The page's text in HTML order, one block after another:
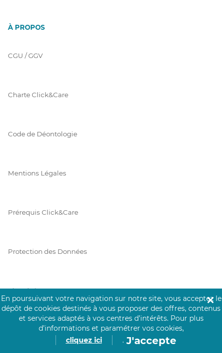
À PROPOS
CGU / GGV
Charte Click&Care
Code de Déontologie
Mentions Légales
Prérequis Click&Care
Protection des Données
Vie Privée
PAIEMENT SÉCURISÉ
En poursuivant votre navigation sur notre site, vous acceptez le
dépôt de cookies destinés à vous proposer des offres, contenus
et services adaptés à vos centres d’intérêts. Pour plus
d’informations et paramétrer vos cookies,
cliquez ici
. J'accepte
✕